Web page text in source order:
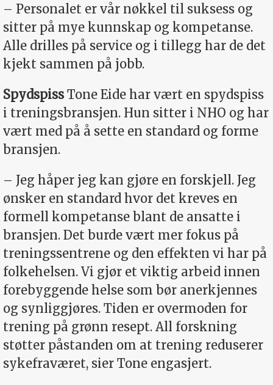
– Personalet er vår nøkkel til suksess og
sitter på mye kunnskap og kompetanse.
Alle drilles på service og i tillegg har de det
kjekt sammen på jobb.
Spydspiss Tone Eide har vært en spydspiss
i treningsbransjen. Hun sitter i NHO og har
vært med på å sette en standard og forme
bransjen.
– Jeg håper jeg kan gjøre en forskjell. Jeg
ønsker en standard hvor det kreves en
formell kompetanse blant de ansatte i
bransjen. Det burde vært mer fokus på
treningssentrene og den effekten vi har på
folkehelsen. Vi gjør et viktig arbeid innen
forebyggende helse som bør anerkjennes
og synliggjøres. Tiden er overmoden for
trening på grønn resept. All forskning
støtter påstanden om at trening reduserer
sykefraværet, sier Tone engasjert.